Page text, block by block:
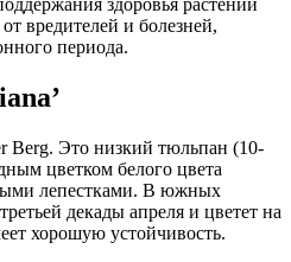
здоровья растений
вредителей и болезней,
периода.
Berg. Это низкий тюльпан (10-
цветком белого цвета
лепестками. В южных
декады апреля и цветет на
хорошую устойчивость.